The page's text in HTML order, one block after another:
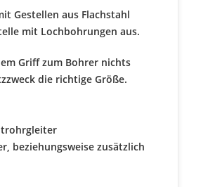
Gestellen aus Flachstahl
mit Lochbohrungen aus.
Griff zum Bohrer nichts
die richtige Größe.
beziehungsweise zusätzlich